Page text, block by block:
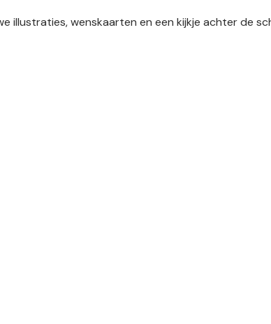
illustraties, wenskaarten en een kijkje achter de